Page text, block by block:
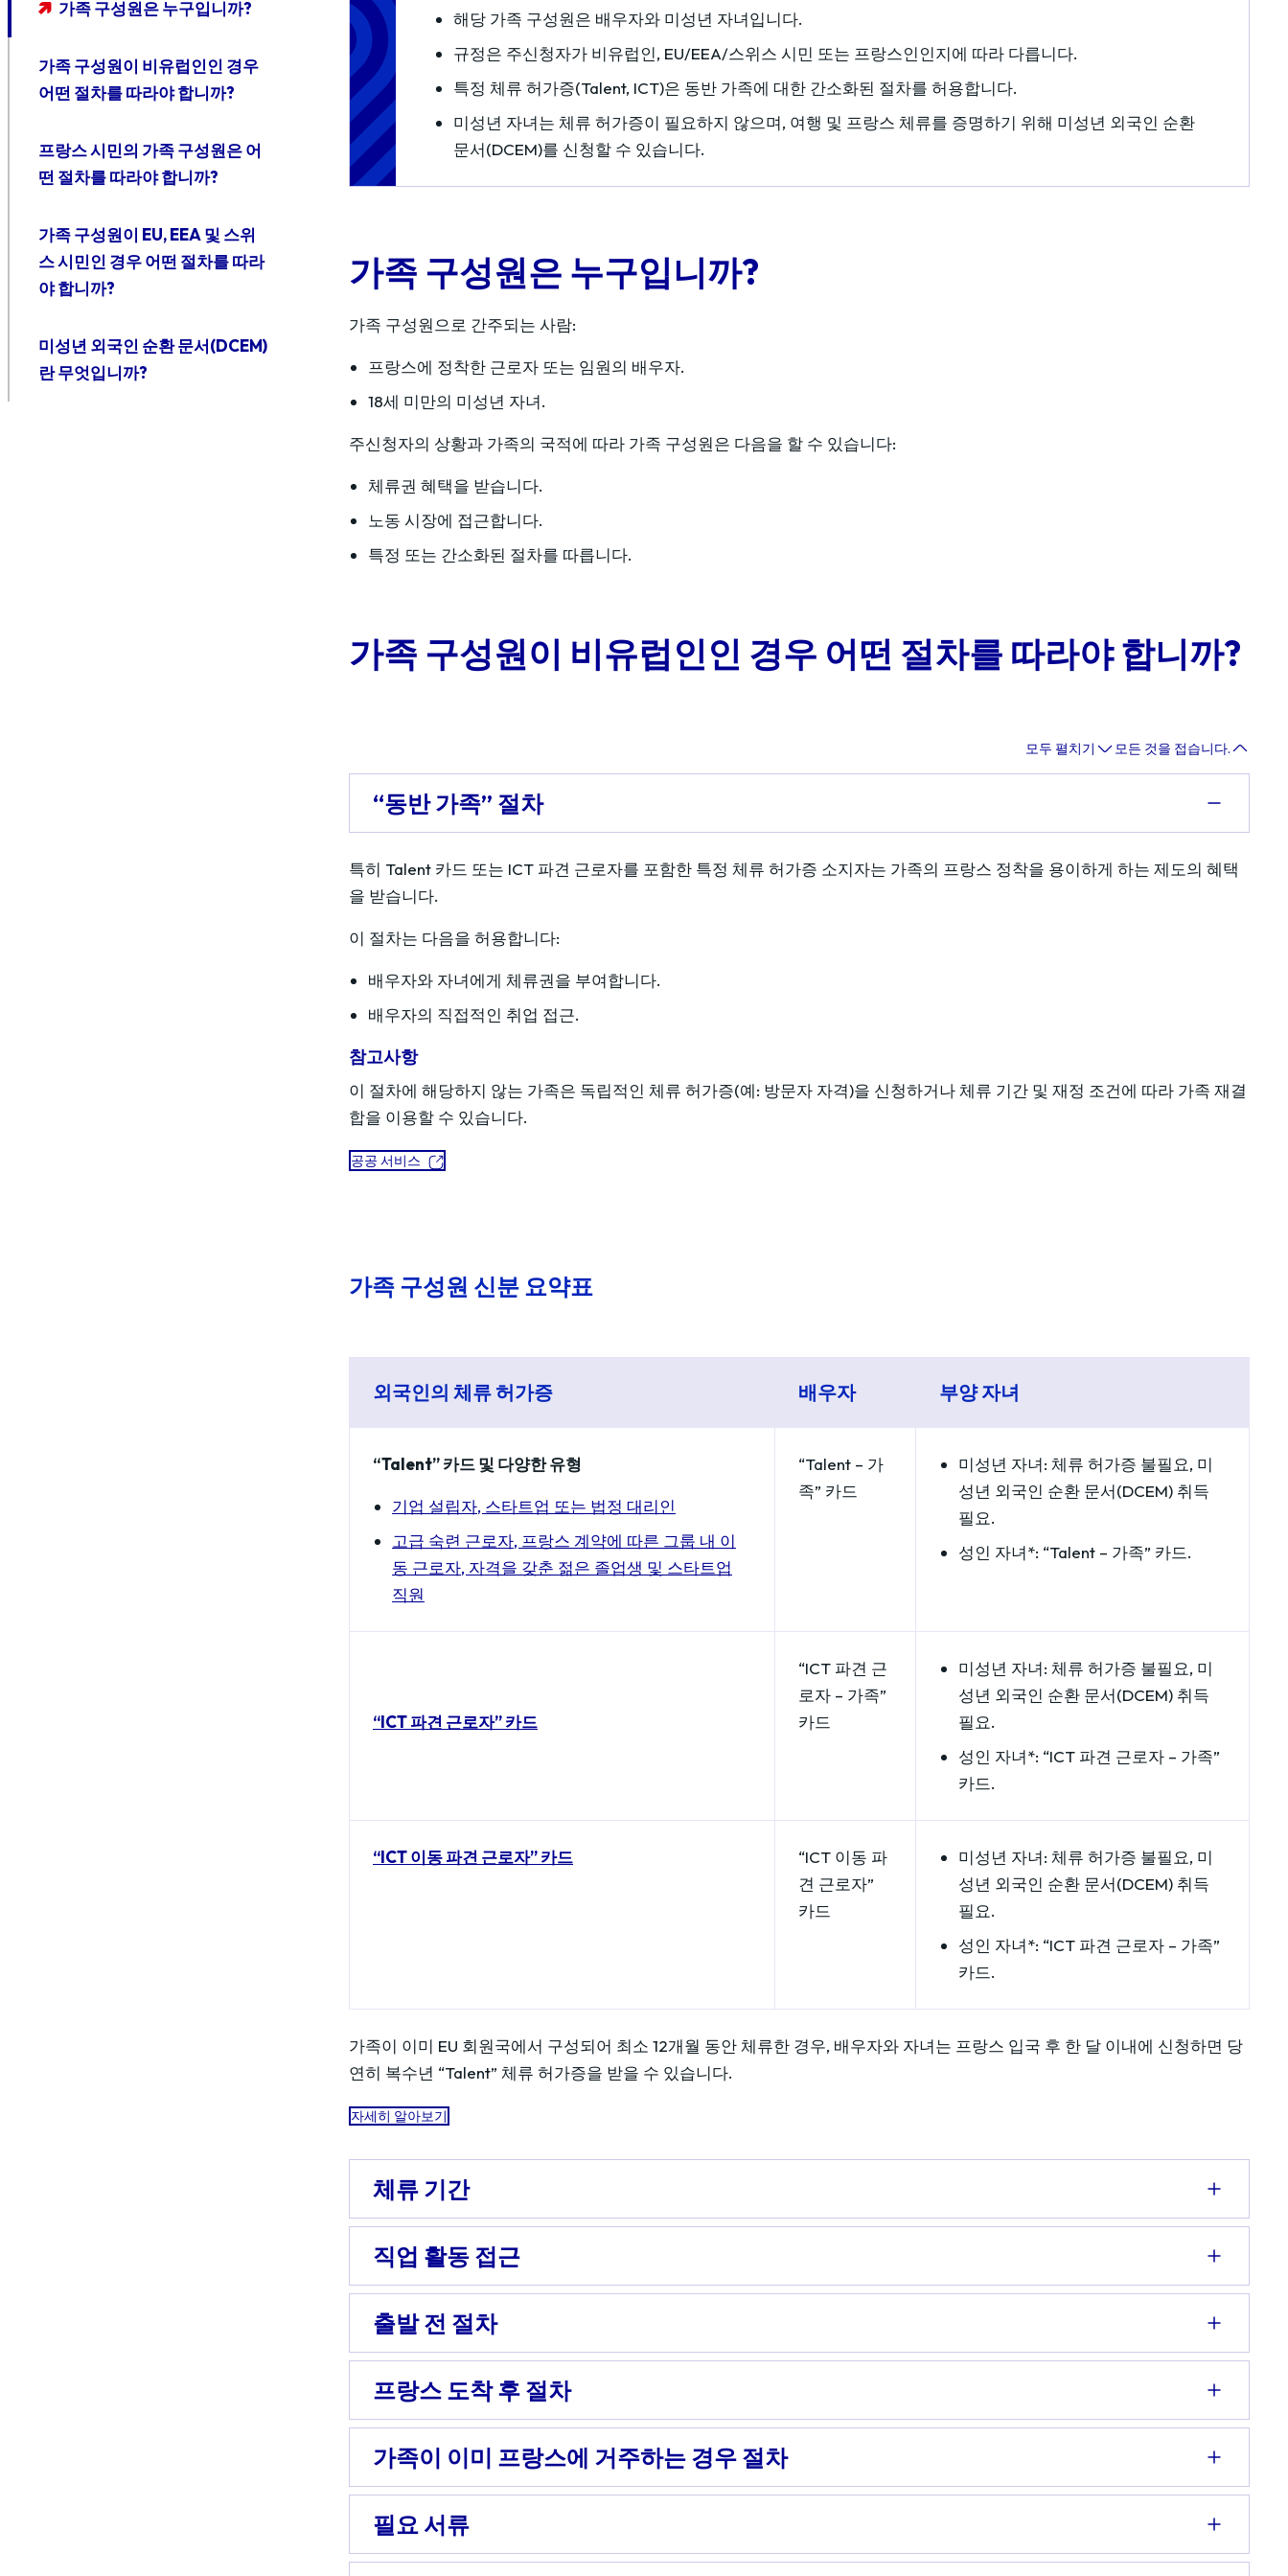
가족 구성원은 누구입니까?
가족 구성원이 비유럽인인 경우
어떤 절차를 따라야 합니까?
프랑스 시민의 가족 구성원은 어
떤 절차를 따라야 합니까?
가족 구성원이 EU, EEA 및 스위
스 시민인 경우 어떤 절차를 따라
야 합니까?
미성년 외국인 순환 문서(DCEM)
란 무엇입니까?
해당 가족 구성원은 배우자와 미성년 자녀입니다.
규정은 주신청자가 비유럽인, EU/EEA/스위스 시민 또는 프랑스인인지에 따라 다릅니다.
특정 체류 허가증(Talent, ICT)은 동반 가족에 대한 간소화된 절차를 허용합니다.
미성년 자녀는 체류 허가증이 필요하지 않으며, 여행 및 프랑스 체류를 증명하기 위해 미성년 외국인 순환
문서(DCEM)를 신청할 수 있습니다.
가족 구성원은 누구입니까?
가족 구성원으로 간주되는 사람:
프랑스에 정착한 근로자 또는 임원의 배우자.
18세 미만의 미성년 자녀.
주신청자의 상황과 가족의 국적에 따라 가족 구성원은 다음을 할 수 있습니다:
체류권 혜택을 받습니다.
노동 시장에 접근합니다.
특정 또는 간소화된 절차를 따릅니다.
가족 구성원이 비유럽인인 경우 어떤 절차를 따라야 합니까?
모두 펼치기 모든 것을 접습니다.
“동반 가족” 절차
특히 Talent 카드 또는 ICT 파견 근로자를 포함한 특정 체류 허가증 소지자는 가족의 프랑스 정착을 용이하게 하는 제도의 혜택
을 받습니다.
이 절차는 다음을 허용합니다:
배우자와 자녀에게 체류권을 부여합니다.
배우자의 직접적인 취업 접근.
참고사항
이 절차에 해당하지 않는 가족은 독립적인 체류 허가증(예: 방문자 자격)을 신청하거나 체류 기간 및 재정 조건에 따라 가족 재결
합을 이용할 수 있습니다.
공공 서비스
가족 구성원 신분 요약표
외국인의 체류 허가증 배우자 부양 자녀
“Talent” 카드 및 다양한 유형
기업 설립자, 스타트업 또는 법정 대리인
고급 숙련 근로자, 프랑스 계약에 따른 그룹 내 이
동 근로자, 자격을 갖춘 젊은 졸업생 및 스타트업
직원
“Talent – 가
족” 카드
미성년 자녀: 체류 허가증 불필요, 미
성년 외국인 순환 문서(DCEM) 취득
필요.
성인 자녀*: “Talent – 가족” 카드.
“ICT 파견 근로자” 카드
“ICT 파견 근
로자 – 가족”
카드
미성년 자녀: 체류 허가증 불필요, 미
성년 외국인 순환 문서(DCEM) 취득
필요.
성인 자녀*: “ICT 파견 근로자 – 가족”
카드.
“ICT 이동 파견 근로자” 카드
“ICT 이동 파
견 근로자”
카드
미성년 자녀: 체류 허가증 불필요, 미
성년 외국인 순환 문서(DCEM) 취득
필요.
성인 자녀*: “ICT 파견 근로자 – 가족”
카드.
가족이 이미 EU 회원국에서 구성되어 최소 12개월 동안 체류한 경우, 배우자와 자녀는 프랑스 입국 후 한 달 이내에 신청하면 당
연히 복수년 “Talent” 체류 허가증을 받을 수 있습니다.
자세히 알아보기
체류 기간
직업 활동 접근
출발 전 절차
프랑스 도착 후 절차
가족이 이미 프랑스에 거주하는 경우 절차
필요 서류